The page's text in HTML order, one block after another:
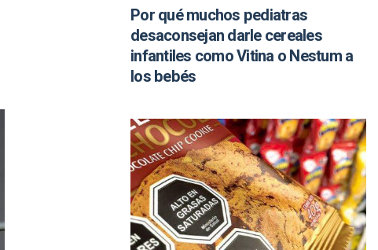
Por qué muchos pediatras
desaconsejan darle cereales
infantiles como Vitina o Nestum a
los bebés